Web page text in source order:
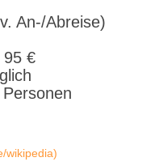
An-/Abreise)
95 €
wikipedia)